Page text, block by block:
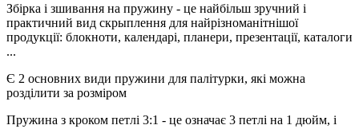
Збірка і зшивання на пружину - це найбільш зручний і
практичний вид скрыплення для найрізноманітнішої
продукції: блокноти, календарі, планери, презентації, каталоги
...
Є 2 основних види пружини для палітурки, які можна
розділити за розміром
Пружина з кроком петлі 3:1 - це означає 3 петлі на 1 дюйм, і